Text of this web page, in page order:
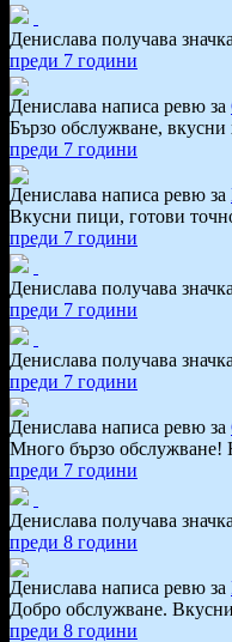
Денислава получава значка
преди 7 години
Денислава написа ревю за
Бързо обслужване,
преди 7 години
Денислава написа ревю за
Вкусни пици, готови
преди 7 години
Денислава получава значка
преди 7 години
Денислава получава значка
преди 7 години
Денислава написа ревю за
Много бързо обслужване!
преди 7 години
Денислава получава значка
преди 8 години
Денислава написа ревю за
Добро обслужване.
преди 8 години